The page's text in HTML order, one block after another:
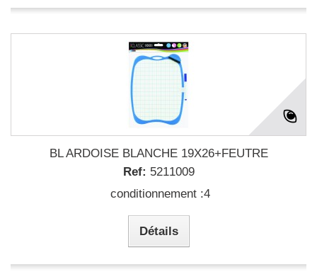
BL ARDOISE BLANCHE 19X26+FEUTRE
Ref: 5211009
conditionnement :4
Détails